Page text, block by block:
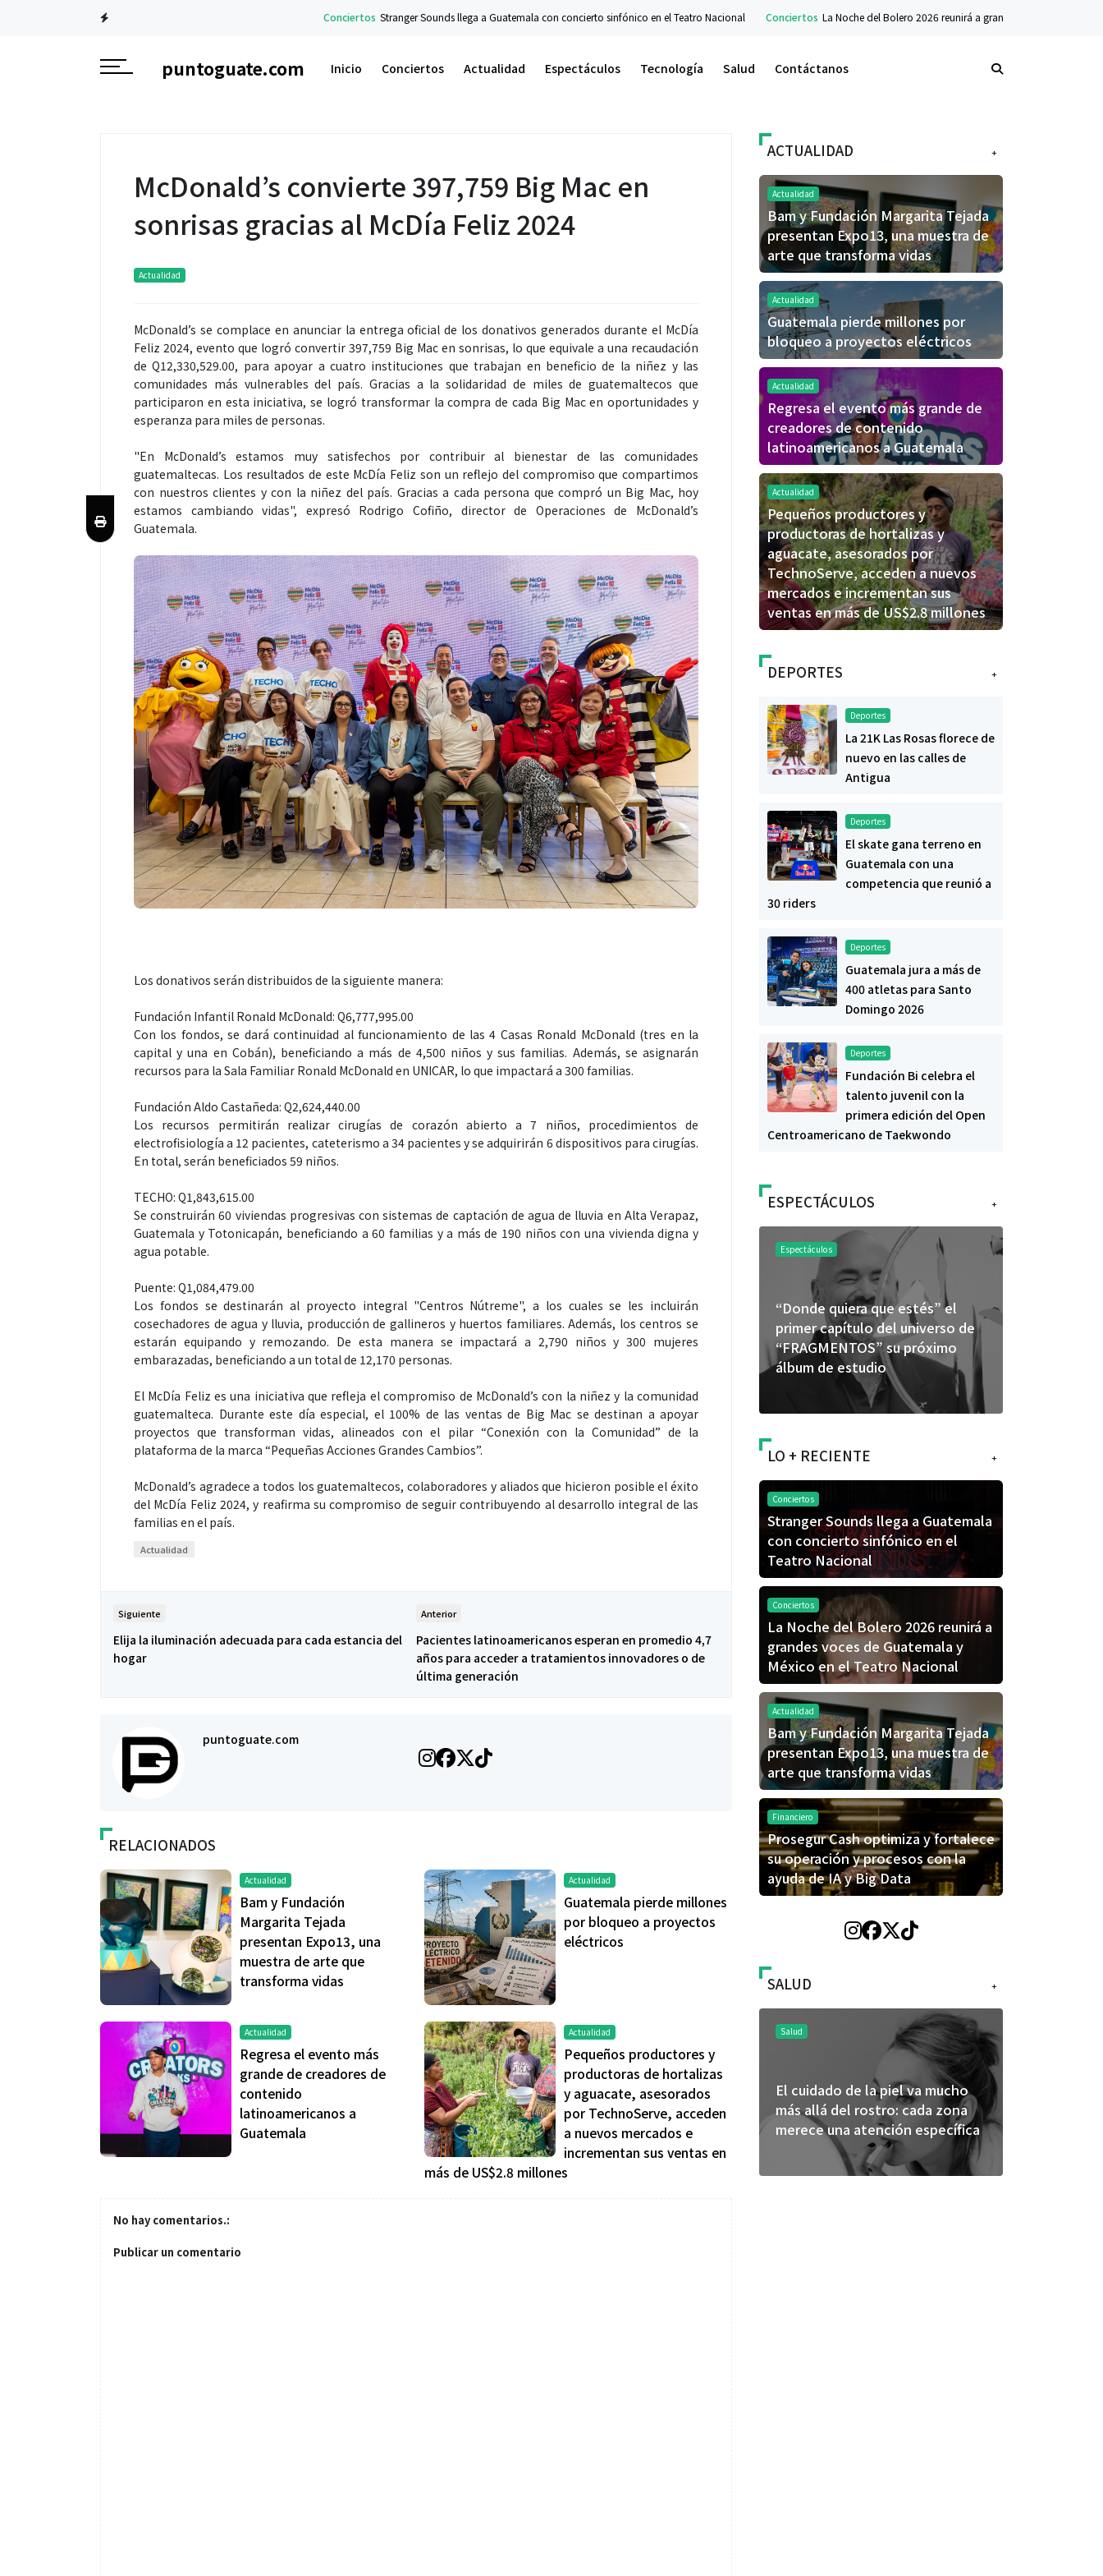
Conciertos Stranger Sounds llega a Guatemala con concierto sinfónico en el Teatro Nacional Conciertos La Noche del Bolero 2026 reunirá a grandes voces de Guatemala y
puntoguate.com Inicio Conciertos Actualidad Espectáculos Tecnología Salud Contáctanos
McDonald’s convierte 397,759 Big Mac en
sonrisas gracias al McDía Feliz 2024
Actualidad
McDonald’s se complace en anunciar la entrega oficial de los donativos generados durante el McDía
Feliz 2024, evento que logró convertir 397,759 Big Mac en sonrisas, lo que equivale a una recaudación
de Q12,330,529.00, para apoyar a cuatro instituciones que trabajan en beneficio de la niñez y las
comunidades más vulnerables del país. Gracias a la solidaridad de miles de guatemaltecos que
participaron en esta iniciativa, se logró transformar la compra de cada Big Mac en oportunidades y
esperanza para miles de personas.
"En McDonald’s estamos muy satisfechos por contribuir al bienestar de las comunidades
guatemaltecas. Los resultados de este McDía Feliz son un reflejo del compromiso que compartimos
con nuestros clientes y con la niñez del país. Gracias a cada persona que compró un Big Mac, hoy
estamos cambiando vidas", expresó Rodrigo Cofiño, director de Operaciones de McDonald’s
Guatemala.
Los donativos serán distribuidos de la siguiente manera:
Fundación Infantil Ronald McDonald: Q6,777,995.00
Con los fondos, se dará continuidad al funcionamiento de las 4 Casas Ronald McDonald (tres en la
capital y una en Cobán), beneficiando a más de 4,500 niños y sus familias. Además, se asignarán
recursos para la Sala Familiar Ronald McDonald en UNICAR, lo que impactará a 300 familias.
Fundación Aldo Castañeda: Q2,624,440.00
Los recursos permitirán realizar cirugías de corazón abierto a 7 niños, procedimientos de
electrofisiología a 12 pacientes, cateterismo a 34 pacientes y se adquirirán 6 dispositivos para cirugías.
En total, serán beneficiados 59 niños.
TECHO: Q1,843,615.00
Se construirán 60 viviendas progresivas con sistemas de captación de agua de lluvia en Alta Verapaz,
Guatemala y Totonicapán, beneficiando a 60 familias y a más de 190 niños con una vivienda digna y
agua potable.
Puente: Q1,084,479.00
Los fondos se destinarán al proyecto integral "Centros Nútreme", a los cuales se les incluirán
cosechadores de agua y lluvia, producción de gallineros y huertos familiares. Además, los centros se
estarán equipando y remozando. De esta manera se impactará a 2,790 niños y 300 mujeres
embarazadas, beneficiando a un total de 12,170 personas.
El McDía Feliz es una iniciativa que refleja el compromiso de McDonald’s con la niñez y la comunidad
guatemalteca. Durante este día especial, el 100% de las ventas de Big Mac se destinan a apoyar
proyectos que transforman vidas, alineados con el pilar “Conexión con la Comunidad” de la
plataforma de la marca “Pequeñas Acciones Grandes Cambios”.
McDonald’s agradece a todos los guatemaltecos, colaboradores y aliados que hicieron posible el éxito
del McDía Feliz 2024, y reafirma su compromiso de seguir contribuyendo al desarrollo integral de las
familias en el país.
Actualidad
Siguiente
Elija la iluminación adecuada para cada estancia del
hogar
Anterior
Pacientes latinoamericanos esperan en promedio 4,7
años para acceder a tratamientos innovadores o de
última generación
puntoguate.com
RELACIONADOS
Actualidad
Bam y Fundación
Margarita Tejada
presentan Expo13, una
muestra de arte que
transforma vidas
Actualidad
Guatemala pierde millones
por bloqueo a proyectos
eléctricos
Actualidad
Regresa el evento más
grande de creadores de
contenido
latinoamericanos a
Guatemala
Actualidad
Pequeños productores y
productoras de hortalizas
y aguacate, asesorados
por TechnoServe, acceden
a nuevos mercados e
incrementan sus ventas en
más de US$2.8 millones
No hay comentarios.:
Publicar un comentario
+
ACTUALIDAD
Actualidad
Bam y Fundación Margarita Tejada
presentan Expo13, una muestra de
arte que transforma vidas
Actualidad
Guatemala pierde millones por
bloqueo a proyectos eléctricos
Actualidad
Regresa el evento más grande de
creadores de contenido
latinoamericanos a Guatemala
Actualidad
Pequeños productores y
productoras de hortalizas y
aguacate, asesorados por
TechnoServe, acceden a nuevos
mercados e incrementan sus
ventas en más de US$2.8 millones
+
DEPORTES
Deportes
La 21K Las Rosas florece de
nuevo en las calles de
Antigua
Deportes
El skate gana terreno en
Guatemala con una
competencia que reunió a
30 riders
Deportes
Guatemala jura a más de
400 atletas para Santo
Domingo 2026
Deportes
Fundación Bi celebra el
talento juvenil con la
primera edición del Open
Centroamericano de Taekwondo
+
ESPECTÁCULOS
Espectáculos
“Donde quiera que estés” el
primer capítulo del universo de
“FRAGMENTOS” su próximo
álbum de estudio
Shakira rompe récords con “Dai
Dai” y conquista el número uno
mundial en Spotify y Billboard
La marimba une generaciones: el
46.º Festival de Marimba Paiz
transforma la tradición en un
espectáculo para todos
“Donde quiera que estés” el
primer capítulo del universo de
“FRAGMENTOS” su próximo
+
LO + RECIENTE
Conciertos
Stranger Sounds llega a Guatemala
con concierto sinfónico en el
Teatro Nacional
Conciertos
La Noche del Bolero 2026 reunirá a
grandes voces de Guatemala y
México en el Teatro Nacional
Actualidad
Bam y Fundación Margarita Tejada
presentan Expo13, una muestra de
arte que transforma vidas
Financiero
Prosegur Cash optimiza y fortalece
su operación y procesos con la
ayuda de IA y Big Data
+
SALUD
Salud
El cuidado de la piel va mucho
más allá del rostro: cada zona
merece una atención específica
Salud
Día Mundial Contra La Hepatitis:
alertan sobre los riesgos de los
productos “DETOX”
Salud
¿Qué comer antes de un partido
de fútbol? La estrategia que
usan los atletas para rendir
El cuidado de la piel va mucho
más allá del rostro: cada zona
merece una atención específica